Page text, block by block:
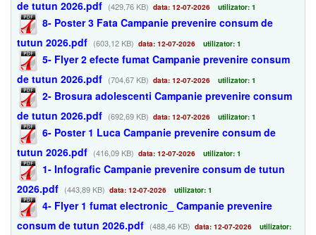
de tutun 2026.pdf (429,76 KB) data: 12-07-2026 utilizator: 1
8- Poster 3 Fata Campanie prevenire consum de
tutun 2026.pdf (603,12 KB) data: 12-07-2026 utilizator: 1
5- Flyer 2 efecte fumat Campanie prevenire consum
de tutun 2026.pdf (704,67 KB) data: 12-07-2026 utilizator: 1
2- Brosura adolescenti Campanie prevenire consum
de tutun 2026.pdf (692,69 KB) data: 12-07-2026 utilizator: 1
6- Poster 1 Luca Campanie prevenire consum de
tutun 2026.pdf (416,09 KB) data: 12-07-2026 utilizator: 1
1- Infografic Campanie prevenire consum de tutun
2026.pdf (443,89 KB) data: 12-07-2026 utilizator: 1
4- Flyer 1 fumat electronic_ Campanie prevenire
consum de tutun 2026.pdf (488,46 KB) data: 12-07-2026
utilizator: